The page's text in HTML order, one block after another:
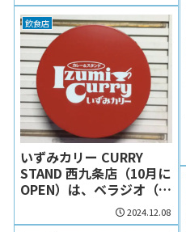
飲食店
いずみカリー CURRY
STAND 西九条店（10月に
OPEN）は、ベラジオ（パ
チンコ）と併設されてい
るお店です
2024.12.08